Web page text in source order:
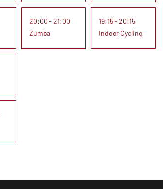
20:00 - 21:00
Zumba
19:15 - 20:15
Indoor Cycling